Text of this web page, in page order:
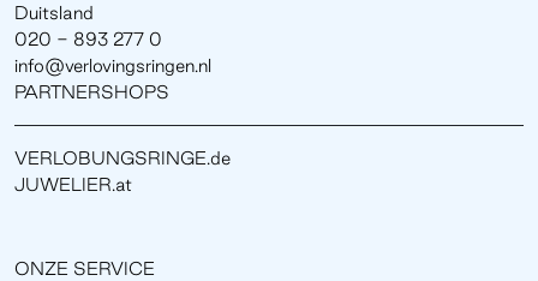
Duitsland
020 - 893 277 0
info@verlovingsringen.nl
PARTNERSHOPS
VERLOBUNGSRINGE.de
JUWELIER.at
ONZE SERVICE